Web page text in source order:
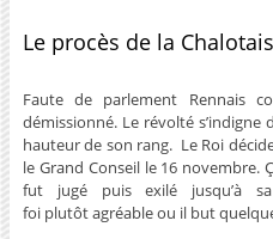
Le procès de la Chalotais
Faute de parlement Rennais
démissionné. Le révolté
hauteur de son rang. Le Roi
le Grand Conseil le 16 novembre.
fut jugé puis exilé jusqu’à
foi plutôt agréable ou il but